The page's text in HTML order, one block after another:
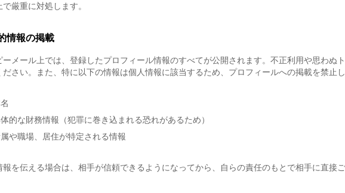
で厳重に対処します。
情報の掲載
ーメール上では、登録したプロフィール情報のすべてが公開されます。不正利用や思わぬ
ださい。また、特に以下の情報は個人情報に該当するため、プロフィールへの掲載を禁止し
的な財務情報（犯罪に巻き込まれる恐れがあるため）
や職場、居住が特定される情報
報を伝える場合は、相手が信頼できるようになってから、自らの責任のもとで相手に直接ご